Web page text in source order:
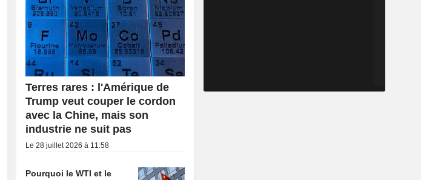
Terres rares : l'Amérique de
Trump veut couper le cordon
avec la Chine, mais son
industrie ne suit pas
Le 28 juillet 2026 à 11:58
Pourquoi le WTI et le